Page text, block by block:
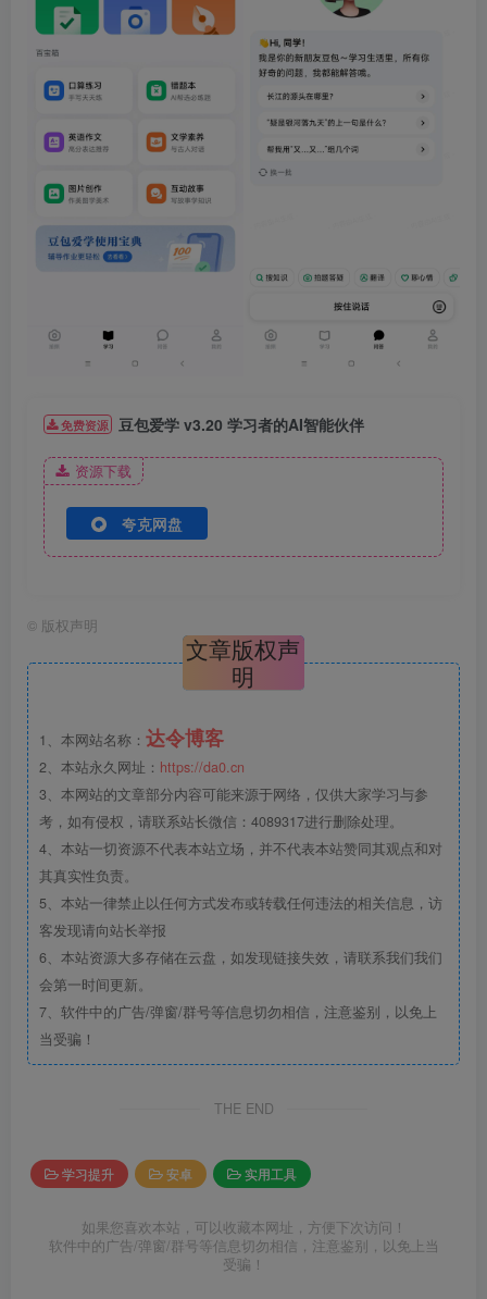
免费资源 豆包爱学 v3.20 学习者的AI智能伙伴
资源下载
夸克网盘
© 版权声明
文章版权声
明
1、本网站名称： 达令博客
2、本站永久网址： https://da0.cn
3、本网站的文章部分内容可能来源于网络，仅供大家学习与参
考，如有侵权，请联系站长微信：4089317进行删除处理。
4、本站一切资源不代表本站立场，并不代表本站赞同其观点和对
其真实性负责。
5、本站一律禁止以任何方式发布或转载任何违法的相关信息，访
客发现请向站长举报
6、本站资源大多存储在云盘，如发现链接失效，请联系我们我们
会第一时间更新。
7、软件中的广告/弹窗/群号等信息切勿相信，注意鉴别，以免上
当受骗！
THE END
学习提升 安卓 实用工具
如果您喜欢本站，可以收藏本网址，方便下次访问！
软件中的广告/弹窗/群号等信息切勿相信，注意鉴别，以免上当
受骗！